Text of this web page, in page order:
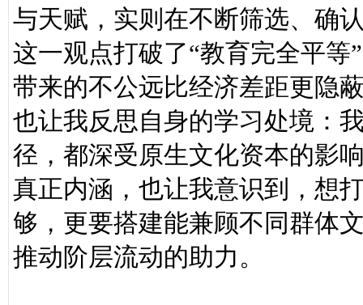
与天赋，实则在不断筛选、确
这一观点打破了“教育完全平
带来的不公远比经济差距更隐
也让我反思自身的学习处境：
径，都深受原生文化资本的影
真正内涵，也让我意识到，想
够，更要搭建能兼顾不同群体
推动阶层流动的助力。